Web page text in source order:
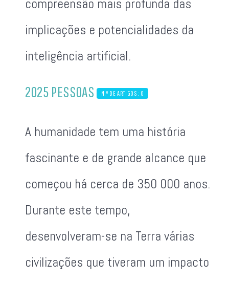
compreensão mais profunda das
implicações e potencialidades da
inteligência artificial.
2025 PESSOAS N.º DE ARTIGOS: 0
A humanidade tem uma história
fascinante e de grande alcance que
começou há cerca de 350 000 anos.
Durante este tempo,
desenvolveram-se na Terra várias
civilizações que tiveram um impacto